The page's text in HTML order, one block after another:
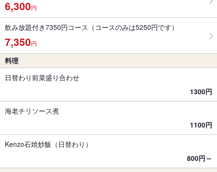
6,300円
飲み放題付き7350円コース（コースのみは5250円です）
7,350円
料理
日替わり前菜盛り合わせ
1300円
海老チリソース煮
1100円
Kenzo石焼炒飯（日替わり）
800円～